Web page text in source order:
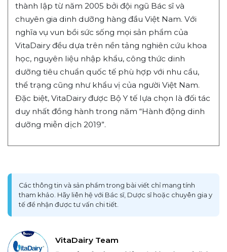
thành lập từ năm 2005 bởi đội ngũ Bác sĩ và
chuyên gia dinh dưỡng hàng đầu Việt Nam. Với
nghĩa vụ vun bồi sức sống mọi sản phẩm của
VitaDairy đều dựa trên nền tảng nghiên cứu khoa
học, nguyên liệu nhập khẩu, công thức dinh
dưỡng tiêu chuẩn quốc tế phù hợp với nhu cầu,
thể trạng cũng như khẩu vị của người Việt Nam.
Đặc biệt, VitaDairy được Bộ Y tế lựa chọn là đối tác
duy nhất đồng hành trong năm “Hành động dinh
dưỡng miễn dịch 2019”.
Các thông tin và sản phẩm trong bài viết chỉ mang tính
tham khảo. Hãy liên hệ với Bác sĩ, Dược sĩ hoặc chuyên gia y
tế để nhận được tư vấn chi tiết.
VitaDairy Team